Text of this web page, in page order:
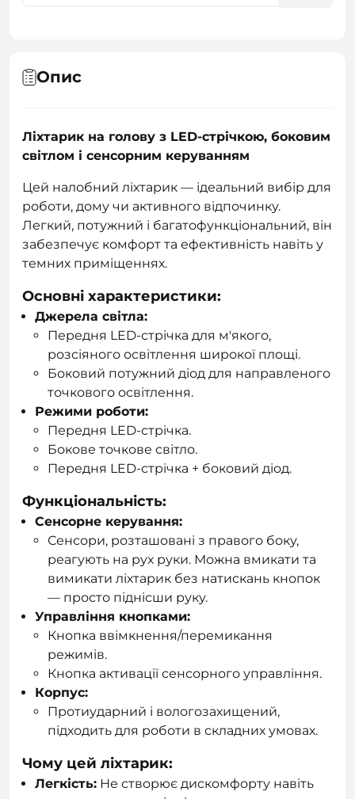
Опис
Ліхтарик на голову з LED-стрічкою, боковим
світлом і сенсорним керуванням
Цей налобний ліхтарик — ідеальний вибір для
роботи, дому чи активного відпочинку.
Легкий, потужний і багатофункціональний, він
забезпечує комфорт та ефективність навіть у
темних приміщеннях.
Основні характеристики:
Джерела світла:
Передня LED-стрічка для м'якого,
розсіяного освітлення широкої площі.
Боковий потужний діод для направленого
точкового освітлення.
Режими роботи:
Передня LED-стрічка.
Бокове точкове світло.
Передня LED-стрічка + боковий діод.
Функціональність:
Сенсорне керування:
Сенсори, розташовані з правого боку,
реагують на рух руки. Можна вмикати та
вимикати ліхтарик без натискань кнопок
— просто піднісши руку.
Управління кнопками:
Кнопка ввімкнення/перемикання
режимів.
Кнопка активації сенсорного управління.
Корпус:
Протиударний і вологозахищений,
підходить для роботи в складних умовах.
Чому цей ліхтарик:
Легкість: Не створює дискомфорту навіть